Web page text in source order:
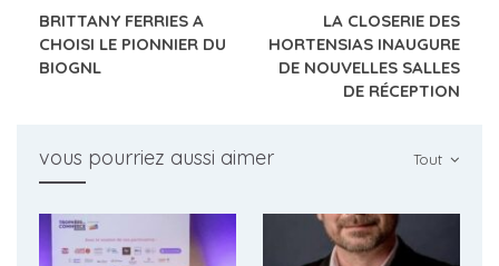
BRITTANY FERRIES A
CHOISI LE PIONNIER DU
BIOGNL
LA CLOSERIE DES
HORTENSIAS INAUGURE
DE NOUVELLES SALLES
DE RÉCEPTION
Tout
vous pourriez aussi aimer